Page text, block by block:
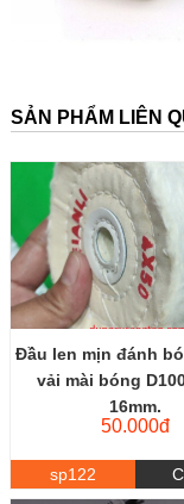
SẢN PHẨM LIÊN
Đầu len mịn đánh
vải mài bóng
16mm.
50.000đ
sp122